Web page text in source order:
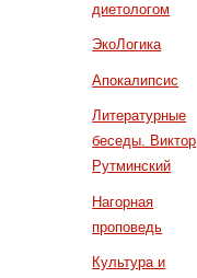
диетологом
ЭкоЛогика
Апокалипсис
Литературные
беседы. Виктор
Рутминский
Нагорная
проповедь
Культура и